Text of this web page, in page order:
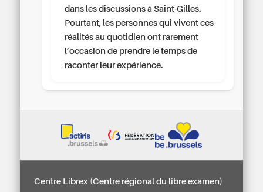
dans les discussions à Saint-Gilles.
Pourtant, les personnes qui vivent ces
réalités au quotidien ont rarement
l’occasion de prendre le temps de
raconter leur expérience.
Centre Librex (Centre régional du libre examen)